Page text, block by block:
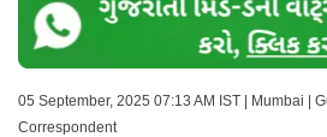
05 September, 2025 07:13 AM IST | Mumbai |
Correspondent